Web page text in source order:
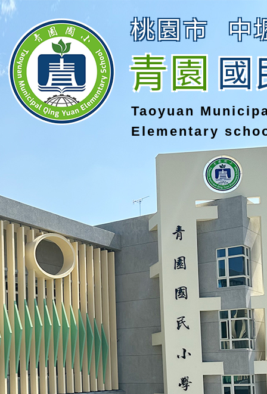
桃園市 中
青園國
Taoyuan
Elementary